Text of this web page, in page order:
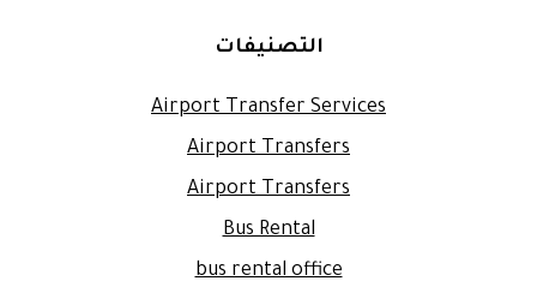
التصنيفات
Airport Transfer Services
Airport Transfers
Airport Transfers
Bus Rental
bus rental office